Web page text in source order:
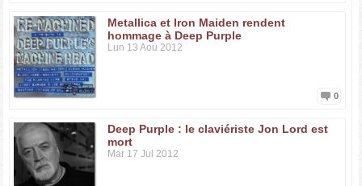
Metallica et Iron Maiden rendent
hommage à Deep Purple
Lun 13 Aou 2012
0
Deep Purple : le claviériste Jon Lord est
mort
Mar 17 Jul 2012